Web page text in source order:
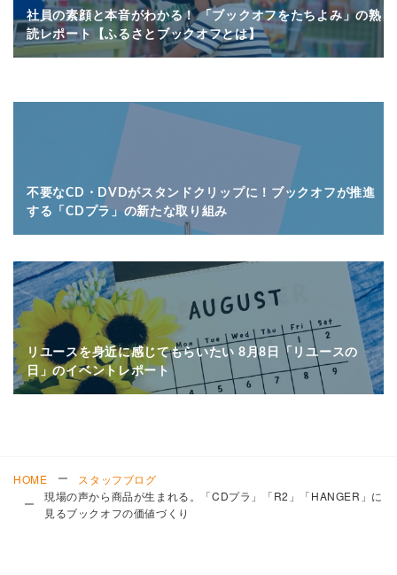
社員の素顔と本音がわかる！ 「ブックオフをたちよみ」の熟
読レポート【ふるさとブックオフとは】
不要なCD・DVDがスタンドクリップに！ブックオフが推進
する「CDプラ」の新たな取り組み
リユースを身近に感じてもらいたい 8月8日「リユースの
日」のイベントレポート
HOME
スタッフブログ
現場の声から商品が生まれる。「CDプラ」「R2」「HANGER」に
見るブックオフの価値づくり